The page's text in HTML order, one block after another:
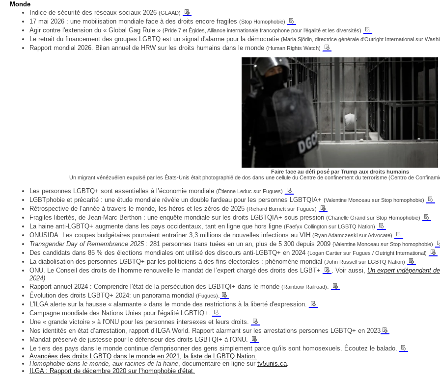
Monde
Indice de sécurité des réseaux sociaux 2026 (GLAAD) __
17 mai 2026 : une mobilisation mondiale face à des droits encore fragiles (Stop Homophobie) __
Agir contre l'extension du « Global Gag Rule » (Pride 7 et Égides, Alliance internationale francophone pour l’égalité et les diversités) __
Le retrait du financement des groupes LGBTQ est un signal d'alarme pour la démocratie (Maria Sjödin, directrice générale d'Outright International sur
Rapport mondial 2026. Bilan annuel de HRW sur les droits humains dans le monde (Human Rights Watch) __
Faire face au défi posé par Trump aux droits humains
Un migrant vénézuélien expulsé par les États-Unis était photographié de dos dans une cellule du Centre de confinement du terrorisme (Centro de
Les personnes LGBTQ+ sont essentielles à l’économie mondiale (Étienne Leduc sur Fugues) __
LGBTphobie et précarité : une étude mondiale révèle un double fardeau pour les personnes LGBTQIA+ (Valentine Monceau sur Stop homophobie) __
Rétrospective de l’année à travers le monde, les héros et les zéros de 2025 (Richard Burnett sur Fugues) __
Fragiles libertés, de Jean-Marc Berthon : une enquête mondiale sur les droits LGBTQIA+ sous pression (Chanelle Grand sur Stop Homophobie) __
La haine anti-LGBTQ+ augmente dans les pays occidentaux, tant en ligne que hors ligne (Faefyx Collington sur LGBTQ Nation) __
ONUSIDA. Les coupes budgétaires pourraient entraîner 3,3 millions de nouvelles infections au VIH (Ryan Adamczeski sur Advocate) __
Transgender Day of Remembrance 2025: 281 personnes trans tuées en un an, plus de 5 300 depuis 2009 (Valentine Monceau sur Stop homophobie)
Des candidats dans 85 % des élections mondiales ont utilisé des discours anti-LGBTQ+ en 2024 (Logan Cartier sur Fugues / Outright International) __
La diabolisation des personnes LGBTQ+ par les politiciens à des fins électorales : phénomène mondial (John Russell sur LGBTQ Nation) __
ONU. Le Conseil des droits de l’homme renouvelle le mandat de l’expert chargé des droits des LGBT+ __ . Voir aussi, Un expert indépendant
2024)
Rapport annuel 2024 : Comprendre l'état de la persécution des LGBTQI+ dans le monde (Rainbow Railroad) __
Évolution des droits LGBTQ+ 2024: un panorama mondial (Fugues) __
L'ILGA alerte sur la hausse « alarmante » dans le monde des restrictions à la liberté d'expression. __
Campagne mondiale des Nations Unies pour l'égalité LGBTIQ+. __
Une « grande victoire » à l'ONU pour les personnes intersexes et leurs droits. __
Nos identités en état d’arrestation, rapport d’ILGA World. Rapport alarmant sur les arrestations personnes LGBTQ+ en 2023 __
Mandat préservé de justesse pour le défenseur des droits LGBTQI+ à l'ONU. __
Le tiers des pays dans le monde continue d'emprisonner des gens simplement parce qu'ils sont homosexuels. Écoutez le balado. __
Avancées des droits LGBTQ dans le monde en 2021, la liste de LGBTQ Nation.
Homophobie dans le monde, aux racines de la haine , documentaire en ligne sur tv5unis.ca
ILGA : Rapport de décembre 2020 sur l'homophobie d'état.